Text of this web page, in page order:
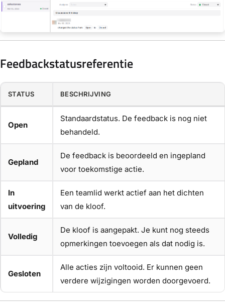
Feedbackstatusreferentie
STATUS BESCHRIJVING
Open
Standaardstatus. De feedback is nog niet
behandeld.
Gepland
De feedback is beoordeeld en ingepland
voor toekomstige actie.
In
uitvoering
Een teamlid werkt actief aan het dichten
van de kloof.
Volledig
De kloof is aangepakt. Je kunt nog steeds
opmerkingen toevoegen als dat nodig is.
Gesloten
Alle acties zijn voltooid. Er kunnen geen
verdere wijzigingen worden doorgevoerd.